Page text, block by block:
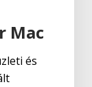
Mac
és